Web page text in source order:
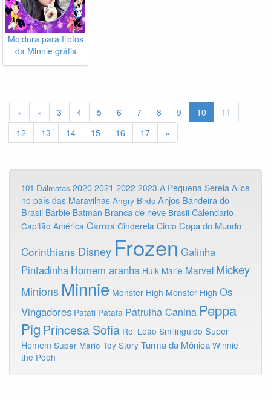
Moldura para Fotos
da Minnie grátis
« « 3 4 5 6 7 8 9 10
11
12
13 14 15 16 17 »
101 Dálmatas 2020 2021 2022 2023 A Pequena Sereia Alice
no país das Maravilhas Angry Birds Anjos Bandeira do
Brasil Barbie Batman Branca de neve Brasil Calendario
Capitão América Carros Cinderela Circo Copa do Mundo
Corinthians Disney Frozen Galinha
Pintadinha Homem aranha Hulk Marie Marvel Mickey
Minions Minnie Monster High Monster High Os
Vingadores Patati Patata Patrulha Canina Peppa
Pig Princesa Sofia Rei Leão Smilinguido Super
Homem Super Mario Toy Story Turma da Mônica Winnie
the Pooh